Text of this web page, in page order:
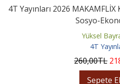
4T Yayınları 2026
Sosyo-
Yüksel
4T
260,00TL
Sepete